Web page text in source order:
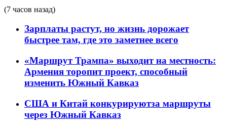
(7 часов назад)
Зарплаты растут, но жизнь дорожает
быстрее там, где это заметнее всего
«Маршрут Трампа» выходит на местность:
Армения торопит проект, способный
изменить Южный Кавказ
США и Китай конкурируютза маршруты
через Южный Кавказ